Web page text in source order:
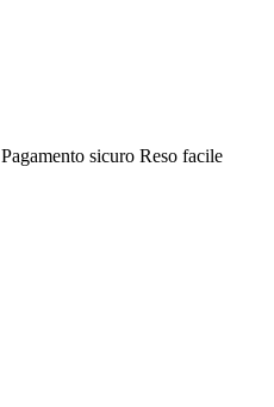
Pagamento sicuro Reso facile